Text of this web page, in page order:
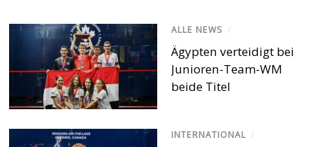
ALLE NEWS /
Ägypten verteidigt bei
Junioren-Team-WM
beide Titel
INTERNATIONAL /